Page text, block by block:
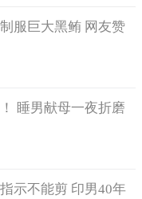
服巨大黑鲔 网友赞
睡男献母一夜折磨
示不能剪 印男40年